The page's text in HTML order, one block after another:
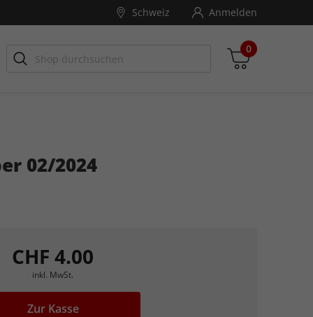
Schweiz Anmelden
0
Zwischensumme
02/2024
CHF 4.00
inkl. MwSt.
Zur Kasse